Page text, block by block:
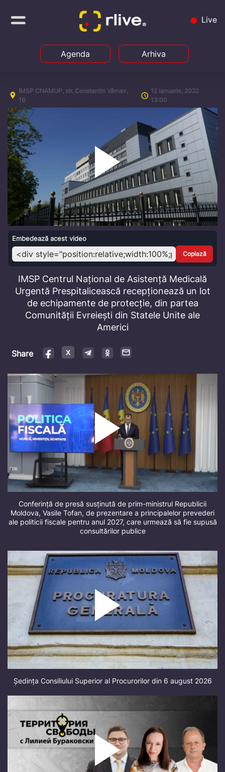
Live
Agenda Arhiva
IMSP CNAMUP, str. Constantin Vârnav,
16
12 ianuarie, 2022
13:00
Play
Video
Embedează acest video
Copiază
IMSP Centrul Național de Asistență Medicală
Urgentă Prespitalicească recepționează un lot
de echipamente de protecție, din partea
Comunității Evreiești din Statele Unite ale
Americi
Share
Conferință de presă susținută de prim-ministrul Republicii
Moldova, Vasile Tofan, de prezentare a principalelor prevederi
ale politicii fiscale pentru anul 2027, care urmează să fie supusă
consultărilor publice
Ședința Consiliului Superior al Procurorilor din 6 august 2026